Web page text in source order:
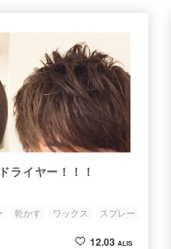
ライヤー！！！
乾かす ワックス スプレー
12.03 ALIS